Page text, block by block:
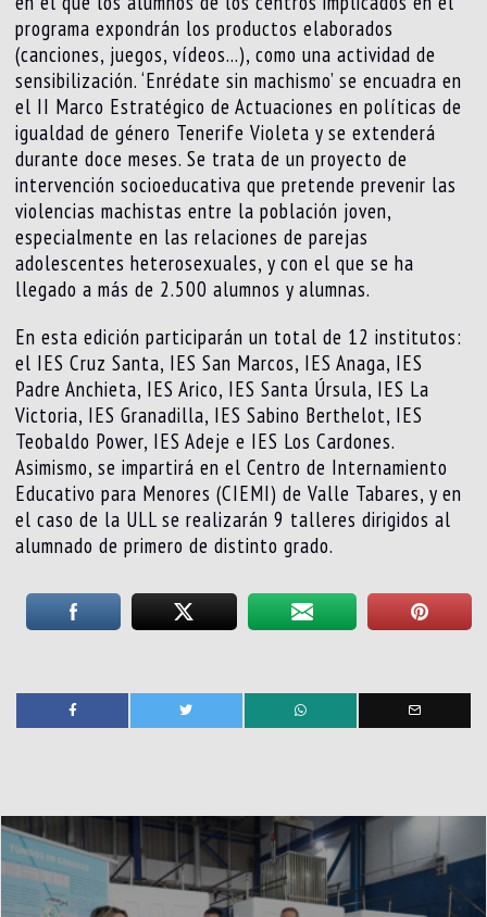
programa expondrán los productos elaborados
(canciones, juegos, vídeos…), como una actividad de
sensibilización. ‘Enrédate sin machismo’ se encuadra en
el II Marco Estratégico de Actuaciones en políticas de
igualdad de género Tenerife Violeta y se extenderá
durante doce meses. Se trata de un proyecto de
intervención socioeducativa que pretende prevenir las
violencias machistas entre la población joven,
especialmente en las relaciones de parejas
adolescentes heterosexuales, y con el que se ha
llegado a más de 2.500 alumnos y alumnas.
En esta edición participarán un total de 12 institutos:
el IES Cruz Santa, IES San Marcos, IES Anaga, IES
Padre Anchieta, IES Arico, IES Santa Úrsula, IES La
Victoria, IES Granadilla, IES Sabino Berthelot, IES
Teobaldo Power, IES Adeje e IES Los Cardones.
Asimismo, se impartirá en el Centro de Internamiento
Educativo para Menores (CIEMI) de Valle Tabares, y en
el caso de la ULL se realizarán 9 talleres dirigidos al
alumnado de primero de distinto grado.